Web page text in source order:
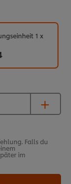
1 x
Falls du
im